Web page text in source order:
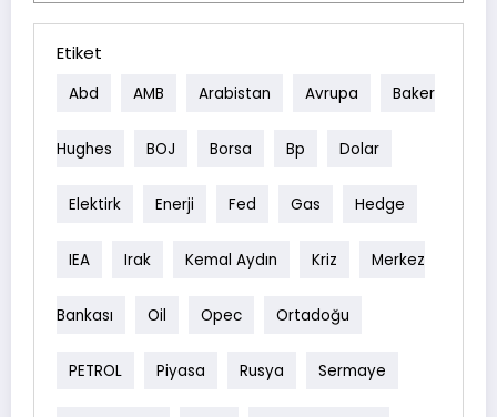
Etiket
Abd AMB Arabistan Avrupa Baker
Hughes BOJ Borsa Bp Dolar
Elektirk Enerji Fed Gas Hedge
IEA Irak Kemal Aydın Kriz Merkez
Bankası Oil Opec Ortadoğu
PETROL Piyasa Rusya Sermaye